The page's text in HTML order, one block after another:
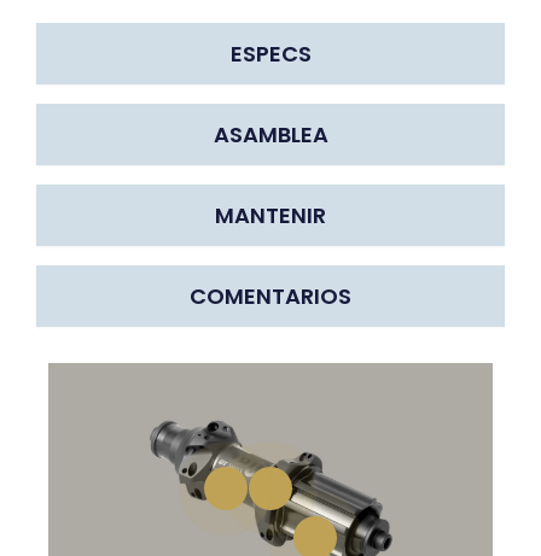
ESPECS
ASAMBLEA
MANTENIR
COMENTARIOS